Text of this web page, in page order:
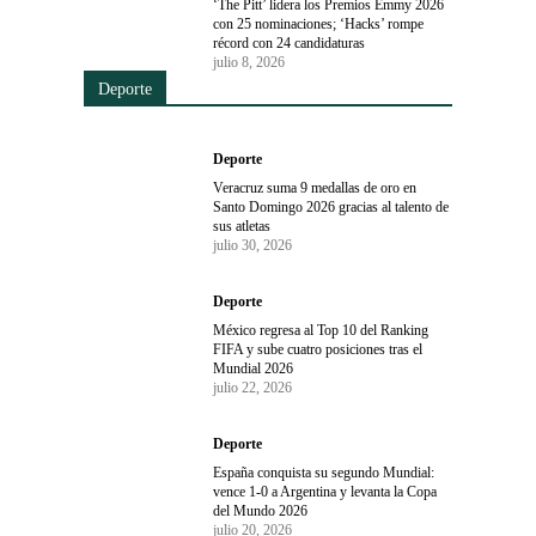
‘The Pitt’ lidera los Premios Emmy 2026
con 25 nominaciones; ‘Hacks’ rompe
récord con 24 candidaturas
julio 8, 2026
Deporte
Deporte
Veracruz suma 9 medallas de oro en
Santo Domingo 2026 gracias al talento de
sus atletas
julio 30, 2026
Deporte
México regresa al Top 10 del Ranking
FIFA y sube cuatro posiciones tras el
Mundial 2026
julio 22, 2026
Deporte
España conquista su segundo Mundial:
vence 1-0 a Argentina y levanta la Copa
del Mundo 2026
julio 20, 2026